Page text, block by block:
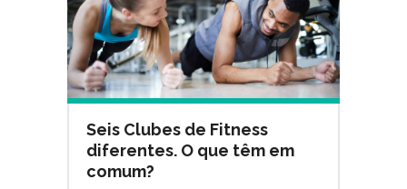
Seis Clubes de Fitness
diferentes. O que têm em
comum?